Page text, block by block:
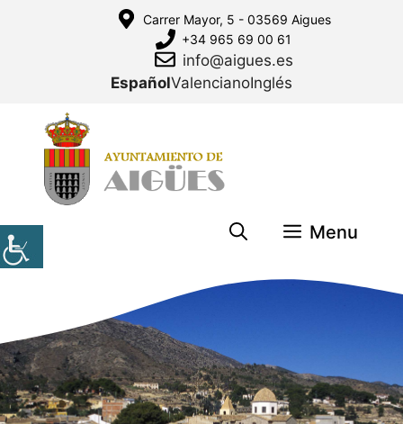
Carrer Mayor, 5 - 03569 Aigues
+34 965 69 00 61
info@aigues.es
EspañolValencianoInglés
Menu